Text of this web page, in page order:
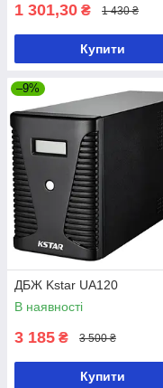
1 301,30 ₴ 1 430 ₴
Купити
–9%
ДБЖ Kstar UA120
В наявності
3 185 ₴ 3 500 ₴
Купити